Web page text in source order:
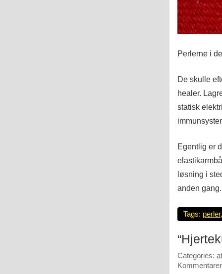
Perlerne i
De skulle
healer.
statisk
Egentlig er
løsning i
anden gang.
Tags: perler
Categories: